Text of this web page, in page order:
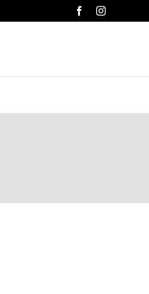
FacebookInstagram